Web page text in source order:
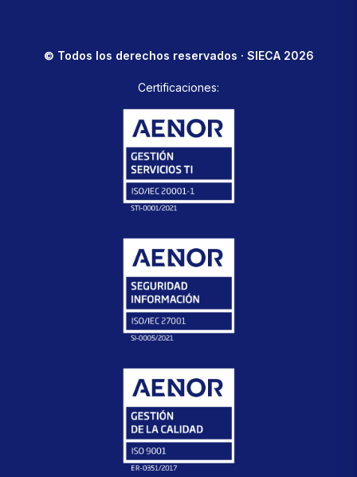
© Todos los derechos reservados · SIECA 2026
Certificaciones: